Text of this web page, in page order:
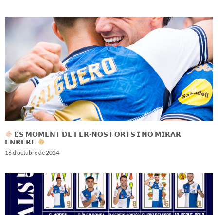
𝗘́𝗦 𝗠𝗢𝗠𝗘𝗡𝗧 𝗗𝗘 𝗙𝗘𝗥-𝗡𝗢𝗦 𝗙𝗢𝗥𝗧𝗦 𝗜 𝗡𝗢 𝗠𝗜𝗥𝗔𝗥
𝗘𝗡𝗥𝗘𝗥𝗘
16 d'octubre de 2024